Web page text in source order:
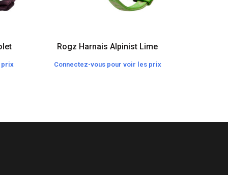
prix
Rogz Harnais Alpinist Lime
Connectez-vous pour voir les prix